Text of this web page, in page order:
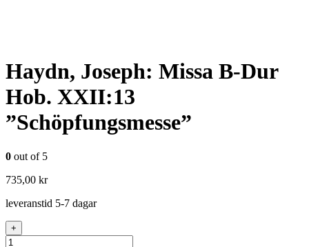
Haydn, Joseph: Missa B-Dur
Hob. XXII:13
”Schöpfungsmesse”
0 out of 5
735,00 kr
leveranstid 5-7 dagar
+
Antal